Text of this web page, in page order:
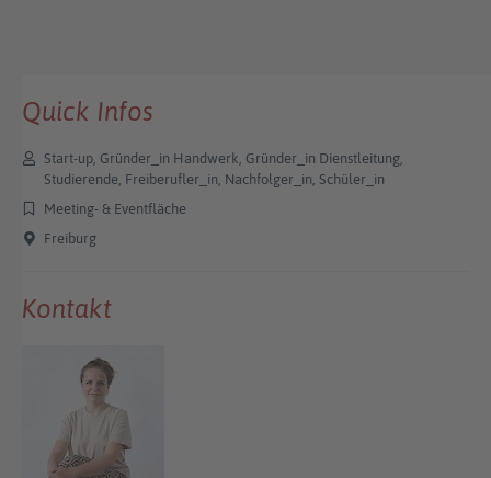
Quick Infos
Start-up, Gründer_in Handwerk, Gründer_in Dienstleitung,
Studierende, Freiberufler_in, Nachfolger_in, Schüler_in
Meeting- & Eventfläche
Freiburg
Kontakt